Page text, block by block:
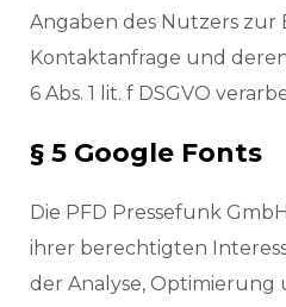
Angaben des Nutzers zur
Kontaktanfrage und
6 Abs. 1 lit. f DSGVO
§ 5 Google Fonts
Die PFD Pressefunk
ihrer berechtigten
der Analyse,